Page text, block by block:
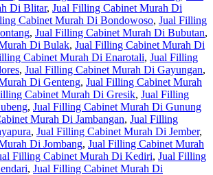
Di Blitar, Jual Filling Cabinet Murah Di
Cabinet Murah Di Bondowoso, Jual Filling
, Jual Filling Cabinet Murah Di Bubutan,
Di Bulak, Jual Filling Cabinet Murah Di
Cabinet Murah Di Enarotali, Jual Filling
, Jual Filling Cabinet Murah Di Gayungan,
Di Genteng, Jual Filling Cabinet Murah
Cabinet Murah Di Gresik, Jual Filling
, Jual Filling Cabinet Murah Di Gunung
Murah Di Jambangan, Jual Filling
, Jual Filling Cabinet Murah Di Jember,
Di Jombang, Jual Filling Cabinet Murah
Filling Cabinet Murah Di Kediri, Jual Filling
, Jual Filling Cabinet Murah Di